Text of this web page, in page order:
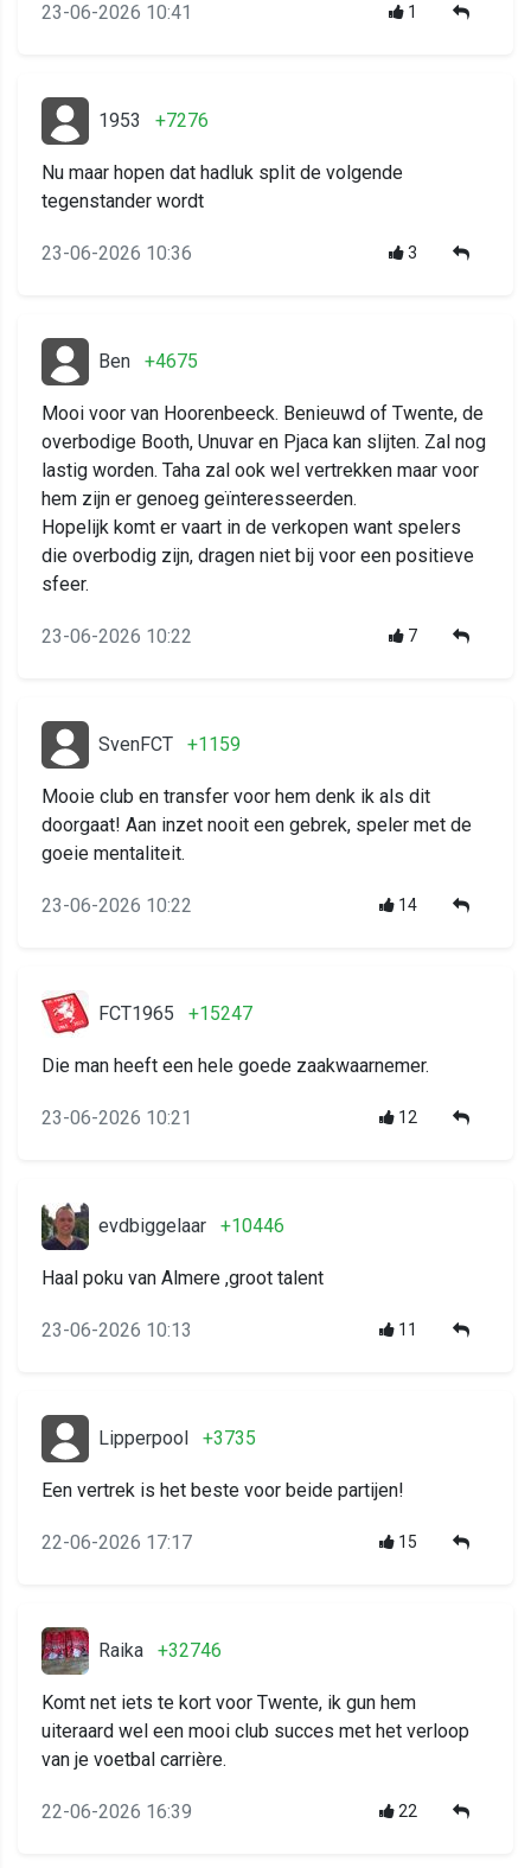
23-06-2026 10:41 1
1953 +7276
Nu maar hopen dat hadluk split de volgende
tegenstander wordt
23-06-2026 10:36 3
Ben +4675
Mooi voor van Hoorenbeeck. Benieuwd of Twente, de
overbodige Booth, Unuvar en Pjaca kan slijten. Zal nog
lastig worden. Taha zal ook wel vertrekken maar voor
hem zijn er genoeg geïnteresseerden.
Hopelijk komt er vaart in de verkopen want spelers
die overbodig zijn, dragen niet bij voor een positieve
sfeer.
23-06-2026 10:22 7
SvenFCT +1159
Mooie club en transfer voor hem denk ik als dit
doorgaat! Aan inzet nooit een gebrek, speler met de
goeie mentaliteit.
23-06-2026 10:22 14
FCT1965 +15247
Die man heeft een hele goede zaakwaarnemer.
23-06-2026 10:21 12
evdbiggelaar +10446
Haal poku van Almere ,groot talent
23-06-2026 10:13 11
Lipperpool +3735
Een vertrek is het beste voor beide partijen!
22-06-2026 17:17 15
Raika +32746
Komt net iets te kort voor Twente, ik gun hem
uiteraard wel een mooi club succes met het verloop
van je voetbal carrière.
22-06-2026 16:39 22